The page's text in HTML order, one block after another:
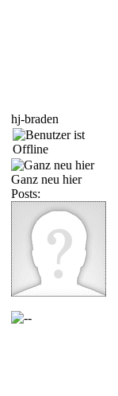
hj-braden
Ganz neu hier
Posts: